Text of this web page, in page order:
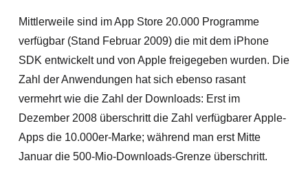
Mittlerweile sind im App Store 20.000 Programme
verfügbar (Stand Februar 2009) die mit dem iPhone
SDK entwickelt und von Apple freigegeben wurden. Die
Zahl der Anwendungen hat sich ebenso rasant
vermehrt wie die Zahl der Downloads: Erst im
Dezember 2008 überschritt die Zahl verfügbarer Apple-
Apps die 10.000er-Marke; während man erst Mitte
Januar die 500-Mio-Downloads-Grenze überschritt.